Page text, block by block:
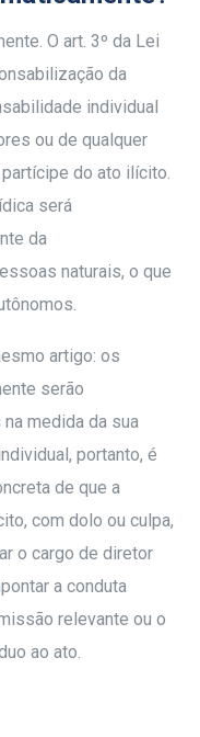
O art. 3º da Lei
da
individual
ou de qualquer
do ato ilícito.
será
da
naturais, o que
artigo: os
serão
medida da sua
portanto, é
de que a
com dolo ou culpa,
o cargo de diretor
a conduta
relevante ou o
ao ato.